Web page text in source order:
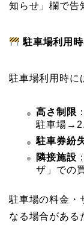
知らせ」欄で告
駐車場利用
駐車場利用時に
高さ制限
駐車場
駐車券紛
隣接施設
ザ」での
駐車場の料金・
なる場合がある